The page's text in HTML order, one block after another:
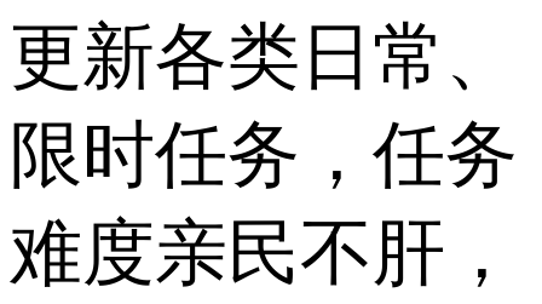
更新各类日常、
限时任务，任务
难度亲民不肝，